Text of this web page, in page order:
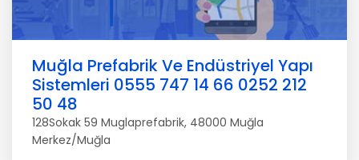
Muğla Prefabrik Ve Endüstriyel Yapı
Sistemleri 0555 747 14 66 0252 212
50 48
128Sokak 59 Muglaprefabrik, 48000 Muğla
Merkez/Muğla